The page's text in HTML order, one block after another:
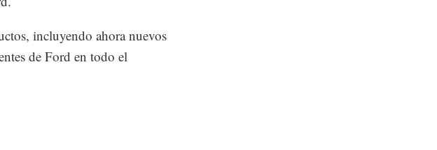
incluyendo ahora nuevos
de Ford en todo el